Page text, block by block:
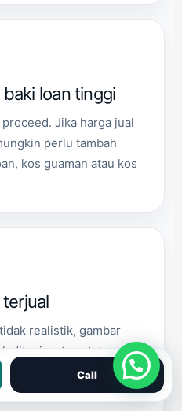
loan tinggi
Jika harga jual
perlu tambah
kos guaman atau kos
realistik, gambar
ditapis, atau status
Repositioning iklan boleh
Call